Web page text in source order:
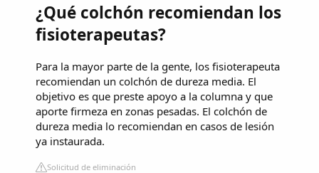
¿Qué colchón recomiendan los
fisioterapeutas?
Para la mayor parte de la gente, los fisioterapeuta
recomiendan un colchón de dureza media. El
objetivo es que preste apoyo a la columna y que
aporte firmeza en zonas pesadas. El colchón de
dureza media lo recomiendan en casos de lesión
ya instaurada.
Solicitud de eliminación